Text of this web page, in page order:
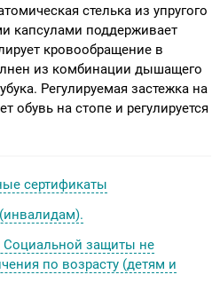
стелька из упругого
капсулами поддерживает
кровообращение в
из комбинации дышащего
Регулируемая застежка на
обувь на стопе и регулируется
сертификаты
Социальной защиты не
по возрасту (детям и